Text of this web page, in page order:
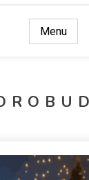
Menu